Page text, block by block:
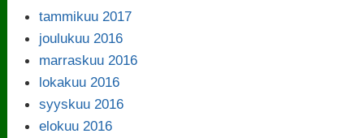
tammikuu 2017
joulukuu 2016
marraskuu 2016
lokakuu 2016
syyskuu 2016
elokuu 2016